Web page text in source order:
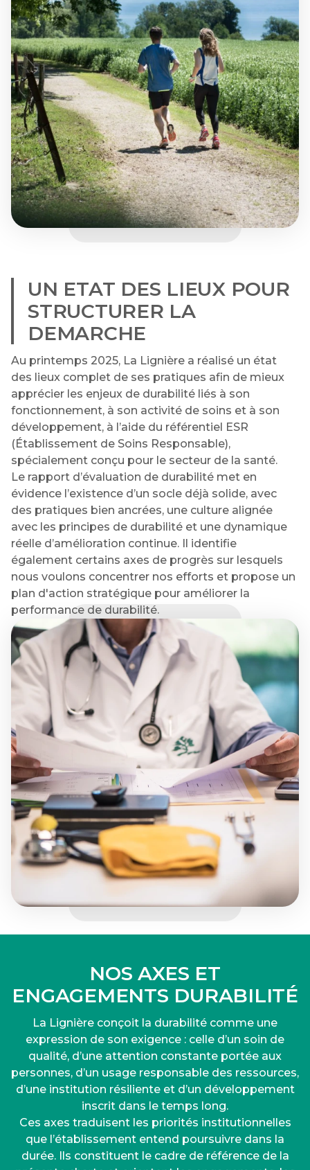
UN ETAT DES LIEUX POUR
STRUCTURER LA
DEMARCHE
Au printemps 2025, La Lignière a réalisé un état
des lieux complet de ses pratiques afin de mieux
apprécier les enjeux de durabilité liés à son
fonctionnement, à son activité de soins et à son
développement, à l’aide du référentiel ESR
(Établissement de Soins Responsable),
spécialement conçu pour le secteur de la santé.
Le rapport d’évaluation de durabilité met en
évidence l’existence d’un socle déjà solide, avec
des pratiques bien ancrées, une culture alignée
avec les principes de durabilité et une dynamique
réelle d’amélioration continue. Il identifie
également certains axes de progrès sur lesquels
nous voulons concentrer nos efforts et propose un
plan d'action stratégique pour améliorer la
performance de durabilité.
NOS AXES ET
ENGAGEMENTS DURABILITÉ
La Lignière conçoit la durabilité comme une
expression de son exigence : celle d’un soin de
qualité, d’une attention constante portée aux
personnes, d’un usage responsable des ressources,
d’une institution résiliente et d’un développement
inscrit dans le temps long.
Ces axes traduisent les priorités institutionnelles
que l’établissement entend poursuivre dans la
durée. Ils constituent le cadre de référence de la